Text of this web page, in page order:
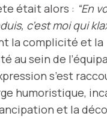
était alors : “En
c’est moi qui
la complicité et la
au sein de
s’est
humoristique,
et la